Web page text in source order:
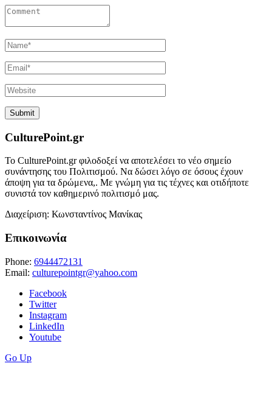
CulturePoint.gr
Το CulturePoint.gr φιλοδοξεί να αποτελέσει το νέο σημείο
συνάντησης του Πολιτισμού. Να δώσει λόγο σε όσους έχουν
άποψη για τα δρώμενα,. Με γνώμη για τις τέχνες και οτιδήποτε
συνιστά τον καθημερινό πολιτισμό μας.
Διαχείριση: Κωνσταντίνος Μανίκας
Επικοινωνία
Phone: 6944472131
Email: culturepointgr@yahoo.com
Facebook
Twitter
Instagram
LinkedIn
Youtube
Go Up